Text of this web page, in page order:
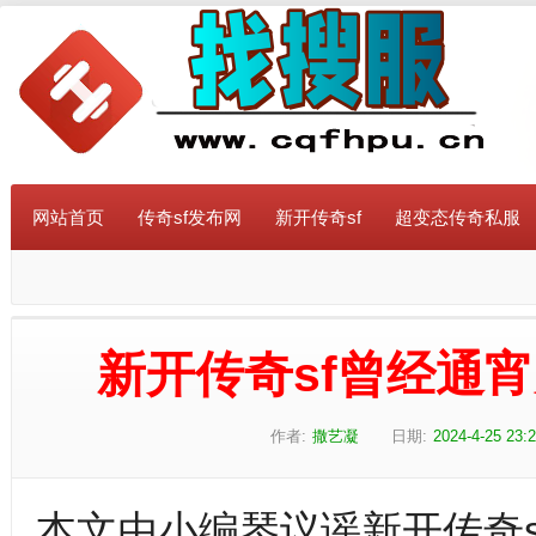
网站首页 传奇sf发布网 新开传奇sf 超变态传奇私服
新开传奇sf曾经通
作者: 撒艺凝 日期: 2024-4-25